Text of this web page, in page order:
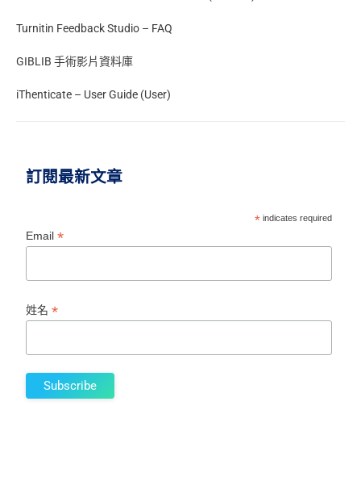
Turnitin Feedback Studio – FAQ
GIBLIB 手術影片資料庫
iThenticate – User Guide (User)
訂閱最新文章
* indicates required
Email*
姓名*